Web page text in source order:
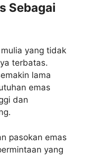
Sebagai
yang tidak
terbatas.
lama
emas
dan
pasokan emas
yang